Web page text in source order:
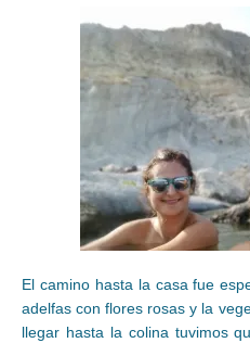
El camino hasta la casa fue
adelfas con flores rosas y la
llegar hasta la colina tuvimos